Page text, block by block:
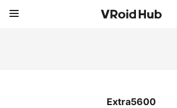
Extra5600